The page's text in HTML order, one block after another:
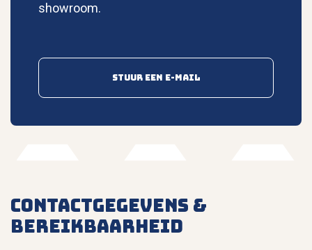
showroom.
Stuur een e-mail
Contactgegevens &
Bereikbaarheid